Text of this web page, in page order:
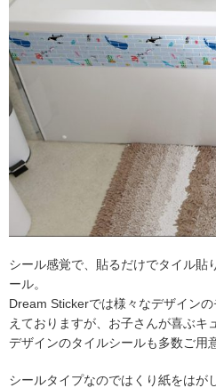
シール感覚で、貼るだけでタイル貼
ール。
Dream Stickerでは様々なデザイン
えておりますが、お子さんが喜ぶキ
デザインのタイルシールも多数ご用
シールタイプなのではくり紙をはが